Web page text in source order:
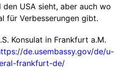
den USA sieht, aber auch wo
für Verbesserungen gibt.
Konsulat in Frankfurt a.M.
de.usembassy.gov/de/u-
frankfurt-de/